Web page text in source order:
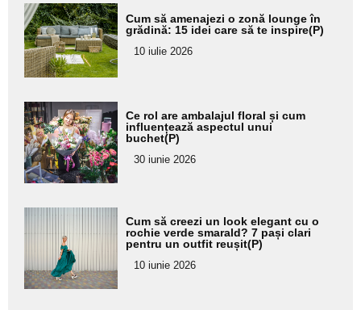
Adaugă
aici textul
pentru
subtitlu
Cum să amenajezi o zonă lounge în
grădină: 15 idei care să te inspire(P)
10 iulie 2026
Adaugă
aici textul
pentru
subtitlu
Ce rol are ambalajul floral și cum
influențează aspectul unui
buchet(P)
30 iunie 2026
Adaugă
aici textul
pentru
subtitlu
Cum să creezi un look elegant cu o
rochie verde smarald? 7 pași clari
pentru un outfit reușit(P)
10 iunie 2026